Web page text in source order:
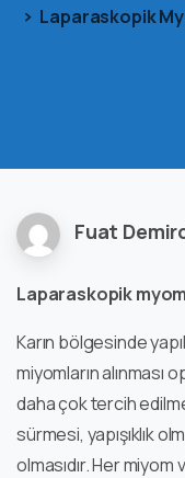
Laparaskopik
Fuat
Laparaskopik
Karın bölgesinde
miyomların alınması
daha çok tercih
sürmesi, yapışıklık
olmasıdır. Her